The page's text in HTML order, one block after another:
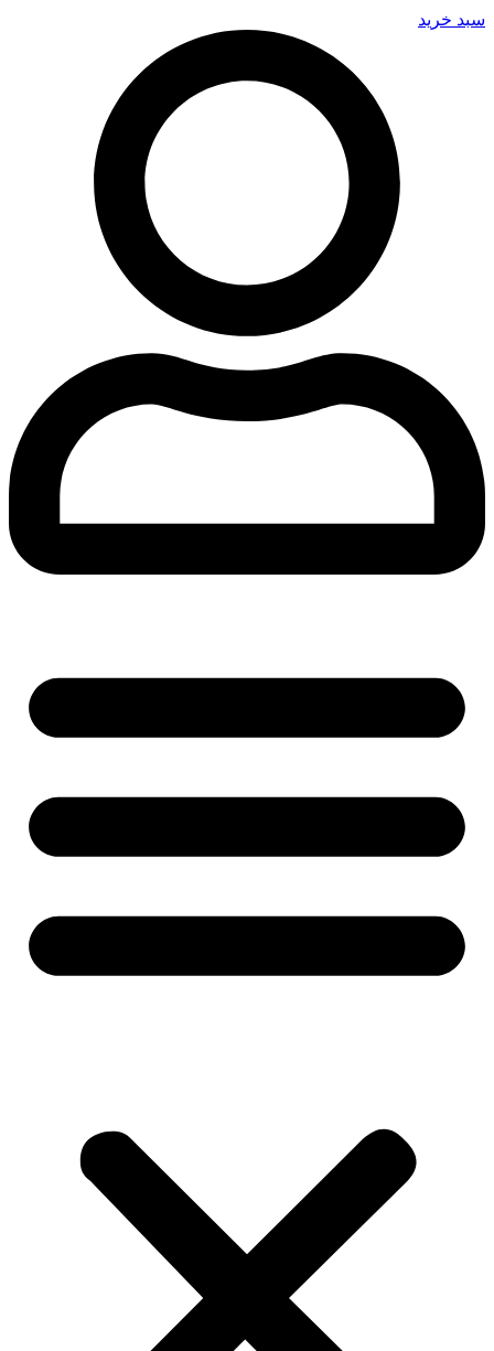
سبد خرید